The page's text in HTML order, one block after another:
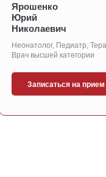
Ярошенко
Юрий
Николаевич
Неонатолог, Педиатр,
Врач высшей категории
Записаться на прием